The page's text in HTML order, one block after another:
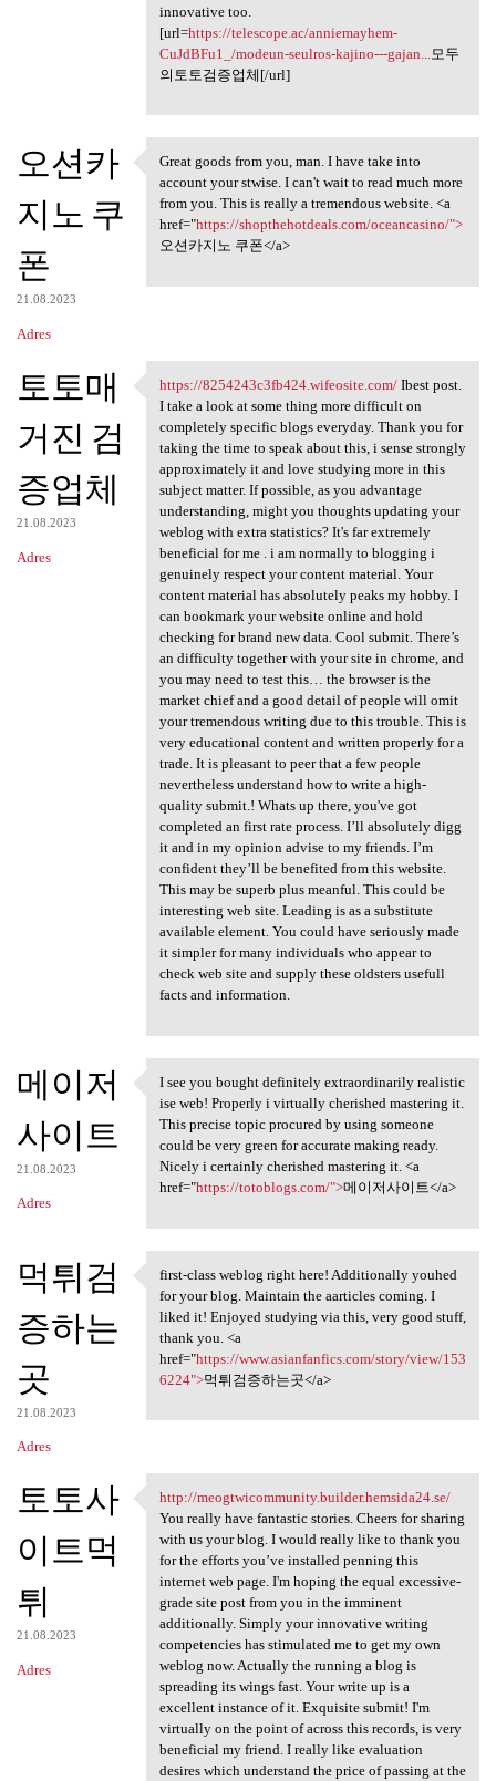
innovative too.
[url=https://telescope.ac/anniemayhem-
CuJdBFu1_/modeun-seulros-kajino---gajan...
모두
의토토검증업체[/url]
오션카
지노 쿠
폰
21.08.2023
Adres
Great goods from you, man. I
Great goods from you, man. I have take into
account your stwise. I can't wait to read much more
from you. This is really a tremendous website. <a
href="https://shopthehotdeals.com/oceancasino/">
오션카지노 쿠폰</a>
토토매
거진 검
증업체
21.08.2023
Adres
https://8254243c3fb424
https://8254243c3fb424.wifeosite.com/Ibest post.
I take a look at some thing more difficult on
completely specific blogs everyday. Thank you for
taking the time to speak about this, i sense strongly
approximately it and love studying more in this
subject matter. If possible, as you advantage
understanding, might you thoughts updating your
weblog with extra statistics? It's far extremely
beneficial for me . i am normally to blogging i
genuinely respect your content material. Your
content material has absolutely peaks my hobby. I
can bookmark your website online and hold
checking for brand new data. Cool submit. There’s
an difficulty together with your site in chrome, and
you may need to test this… the browser is the
market chief and a good detail of people will omit
your tremendous writing due to this trouble. This is
very educational content and written properly for a
trade. It is pleasant to peer that a few people
nevertheless understand how to write a high-
quality submit.! Whats up there, you've got
completed an first rate process. I’ll absolutely digg
it and in my opinion advise to my friends. I’m
confident they’ll be benefited from this website.
This may be superb plus meanful. This could be
interesting web site. Leading is as a substitute
available element. You could have seriously made
it simpler for many individuals who appear to
check web site and supply these oldsters usefull
facts and information.
메이저
사이트
21.08.2023
Adres
I see you bought definitely
I see you bought definitely extraordinarily realistic
ise web! Properly i virtually cherished mastering it.
This precise topic procured by using someone
could be very green for accurate making ready.
Nicely i certainly cherished mastering it. <a
href="https://totoblogs.com/">메이저사이트</a>
먹튀검
증하는
곳
21.08.2023
Adres
first-class weblog right here
first-class weblog right here! Additionally youhed
for your blog. Maintain the aarticles coming. I
liked it! Enjoyed studying via this, very good stuff,
thank you. <a
href="https://www.asianfanfics.com/story/view/153
6224">먹튀검증하는곳</a>
토토사
이트먹
튀
21.08.2023
Adres
http://meogtwicommunity
http://meogtwicommunity.builder.hemsida24.se/
You really have fantastic stories. Cheers for sharing
with us your blog. I would really like to thank you
for the efforts you’ve installed penning this
internet web page. I'm hoping the equal excessive-
grade site post from you in the imminent
additionally. Simply your innovative writing
competencies has stimulated me to get my own
weblog now. Actually the running a blog is
spreading its wings fast. Your write up is a
excellent instance of it. Exquisite submit! I'm
virtually on the point of across this records, is very
beneficial my friend. I really like evaluation
desires which understand the price of passing at the